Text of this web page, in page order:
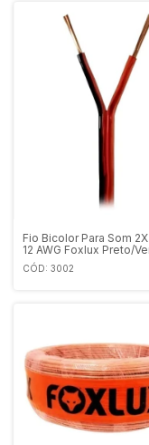
Fio Bicolor Para Som
12 AWG Foxlux Preto/
CÓD: 3002